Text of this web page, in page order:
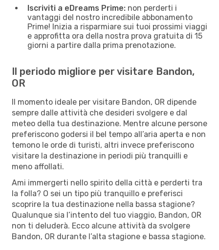
Iscriviti a eDreams Prime: non perderti i
vantaggi del nostro incredibile abbonamento
Prime! Inizia a risparmiare sui tuoi prossimi viaggi
e approfitta ora della nostra prova gratuita di 15
giorni a partire dalla prima prenotazione.
Il periodo migliore per visitare Bandon,
OR
Il momento ideale per visitare Bandon, OR dipende
sempre dalle attività che desideri svolgere e dal
meteo della tua destinazione. Mentre alcune persone
preferiscono godersi il bel tempo all’aria aperta e non
temono le orde di turisti, altri invece preferiscono
visitare la destinazione in periodi più tranquilli e
meno affollati.
Ami immergerti nello spirito della città e perderti tra
la folla? O sei un tipo più tranquillo e preferisci
scoprire la tua destinazione nella bassa stagione?
Qualunque sia l’intento del tuo viaggio, Bandon, OR
non ti deluderà. Ecco alcune attività da svolgere
Bandon, OR durante l’alta stagione e bassa stagione.